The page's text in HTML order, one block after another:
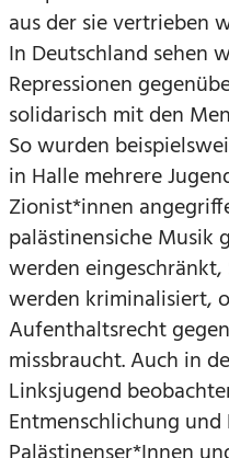
aus der sie vertrieben
In Deutschland sehen
Repressionen
solidarisch mit den
So wurden
in Halle mehrere
Zionist*innen
palästinensiche Musik
werden
werden kriminalisiert,
Aufenthaltsrecht
missbraucht. Auch in
Linksjugend
Entmenschlichung und